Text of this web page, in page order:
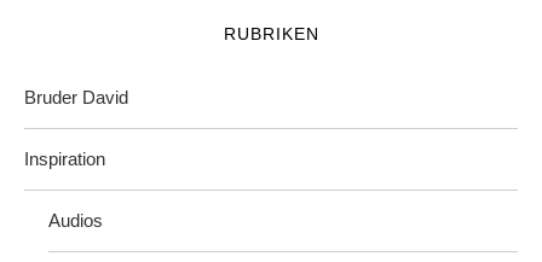
RUBRIKEN
Bruder David
Inspiration
Audios